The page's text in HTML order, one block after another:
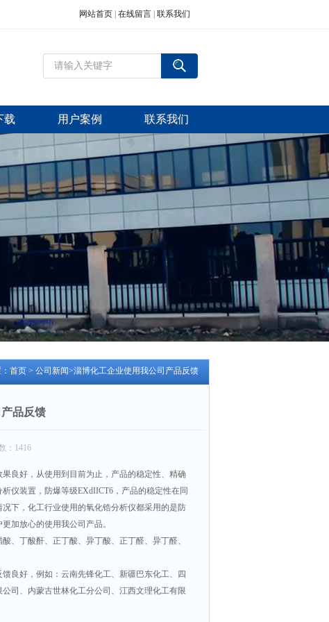
网站首页 在线留言 联系我们
载 用户案例 联系我们
首页 > 公司新闻>淄博化工企业使用我公司产品反馈
品反馈
：1416
良好，从使用到目前为止，产品的稳定性、精确
仪装置，防爆等级EXdIICT6，产品的稳定性在同
下，化工行业使用的氧化锆分析仪都采用的是防
加放心的使用我公司产品。
、丁酸酐、正丁酸、异丁酸、正丁醛、异丁醛、
良好，例如：云南先锋化工、新疆巴东化工、四
司、内蒙古世林化工分公司、江西文理化工有限